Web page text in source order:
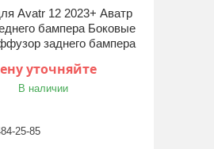
Avatr 12 2023+ Аватр
бампера Боковые
заднего бампера
уточняйте
В наличии
25-85